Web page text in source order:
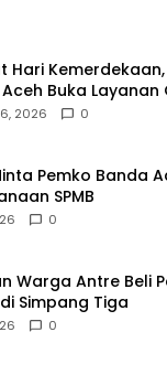
Hari
Buka Layanan
2026 0
Pemko Banda
SPMB
0
Warga Antre Beli
Simpang Tiga
0